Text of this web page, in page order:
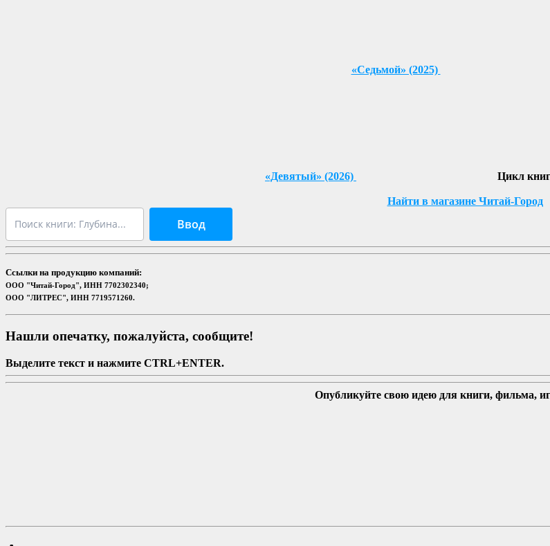
«Седьмой» (2025)
«Девятый» (2026) Цикл
Найти в магазине Читай-Город
Ввод
Ссылки на продукцию компаний:
ООО "Читай-Город", ИНН 7702302340;
ООО "ЛИТРЕС", ИНН 7719571260.
Нашли опечатку, пожалуйста, сообщите!
Выделите текст и нажмите CTRL+ENTER.
Опубликуйте свою идею для книги, фильма,